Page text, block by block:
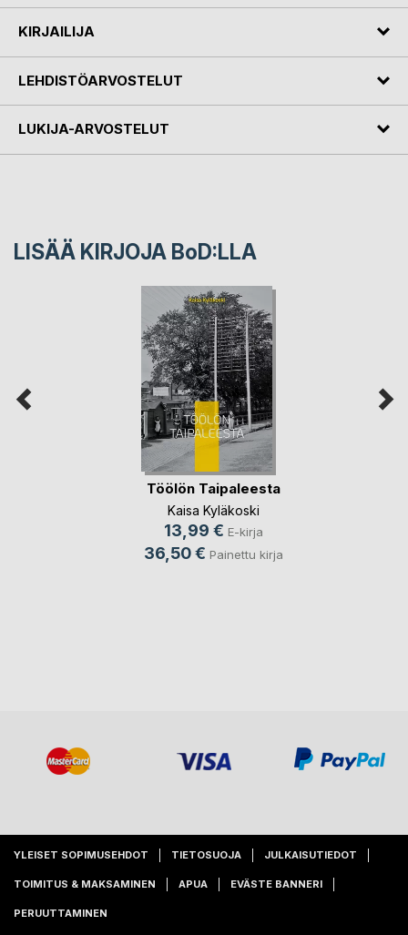
KIRJAILIJA
LEHDISTÖARVOSTELUT
LUKIJA-ARVOSTELUT
LISÄÄ KIRJOJA BoD:LLA
Töölön Taipaleesta
Kaisa Kyläkoski
13,99 € E-kirja
36,50 € Painettu kirja
YLEISET SOPIMUSEHDOT TIETOSUOJA JULKAISUTIEDOT
TOIMITUS & MAKSAMINEN APUA EVÄSTE BANNERI
PERUUTTAMINEN